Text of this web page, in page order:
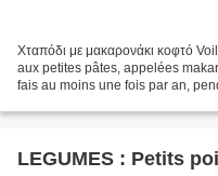
Χταπόδι με μακαρονάκι κοφτό
aux petites pâtes, appelées
fais au moins une fois par an,
LEGUMES : Petits